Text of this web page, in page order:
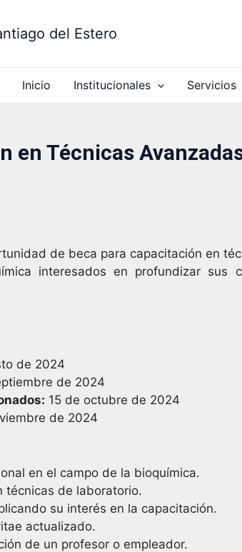
del Estero
Inicio Institucionales Servicios
en Técnicas
de beca para capacitación en
interesados en profundizar
de 2024
de 2024
15 de octubre de 2024
de 2024
en el campo de la bioquímica.
técnicas de laboratorio.
su interés en la capacitación.
actualizado.
de un profesor o empleador.